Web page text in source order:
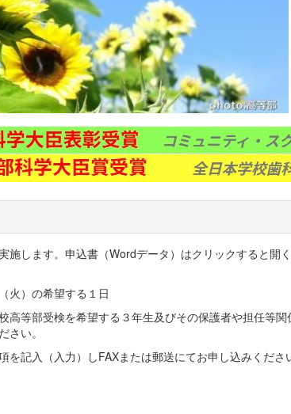
します。申込書（Wordデータ）はクリックすると開
火）の希望する１日
等部受検を希望する３年生及びその保護者や担任等
い。
記入（入力）しFAXまたは郵送にてお申し込みくだ